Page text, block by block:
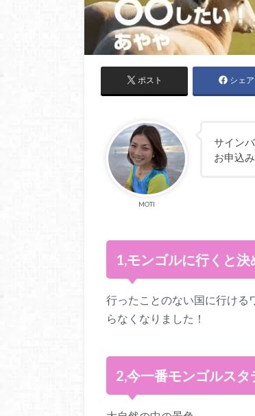
ポスト シェア
MOTI
サイン
お申込
1,モンゴルに行くと
行ったことのない国に行ける
らなくなりました！
2,今一番モンゴルス